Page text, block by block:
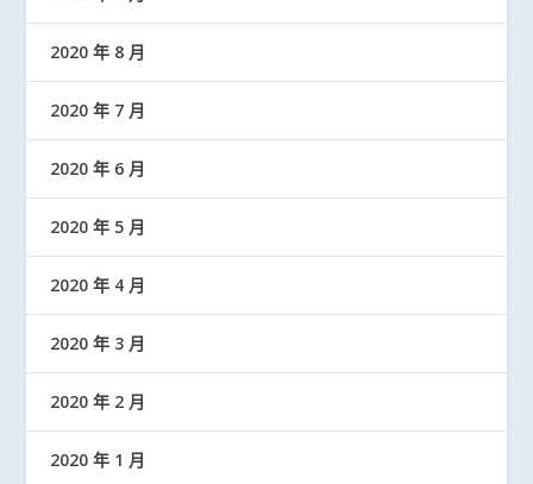
2020 年 8 月
2020 年 7 月
2020 年 6 月
2020 年 5 月
2020 年 4 月
2020 年 3 月
2020 年 2 月
2020 年 1 月